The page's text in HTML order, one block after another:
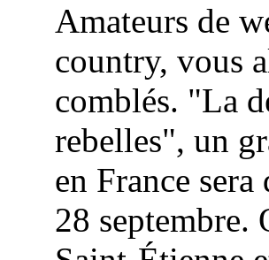
Amateurs de
country, vous
comblés. "La
rebelles", un
en France
28 septembre.